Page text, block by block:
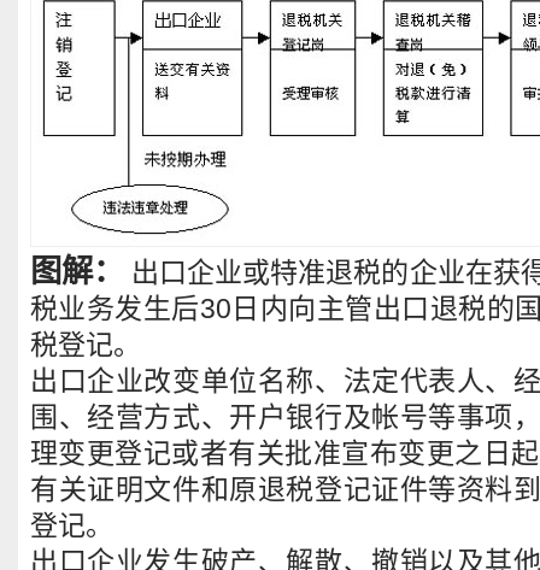
图解：
出口企业或特准退税的企业在获
税业务发生后30日内向主管出口退税的
税登记。
出口企业改变单位名称、法定代表人、
围、经营方式、开户银行及帐号等事项
理变更登记或者有关批准宣布变更之日
有关证明文件和原退税登记证件等资料
登记。
出口企业发生破产、解散、撤销以及其